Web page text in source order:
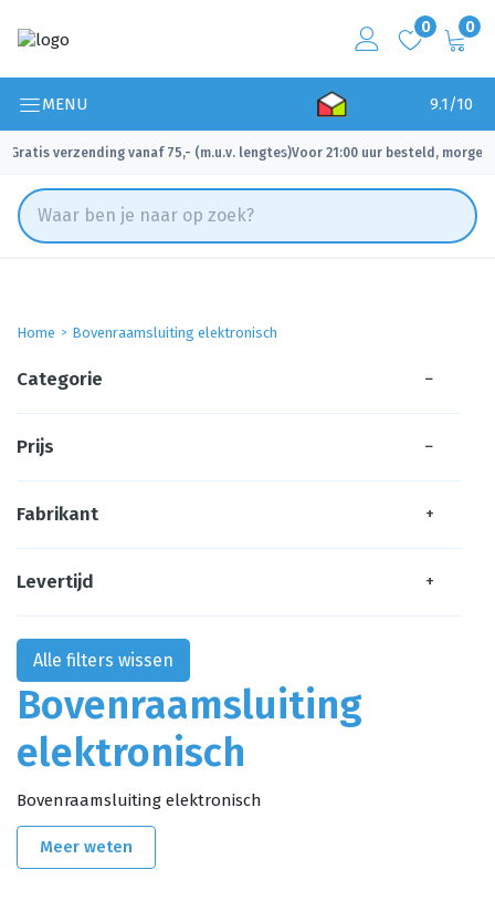
0 0
MENU 9.1/10
Gratis verzending vanaf 75,- (m.u.v. lengtes)
✓ Voor 21:00 uur besteld, morgen
Home Bovenraamsluiting elektronisch
Bovenraamsluiting
elektronisch
Bovenraamsluiting elektronisch
Meer weten
Categorie −
Prijs −
Fabrikant +
Levertijd +
Alle filters wissen